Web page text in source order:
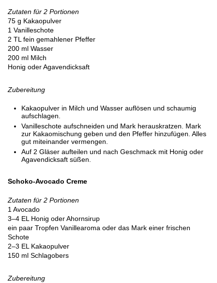
Zutaten für 2 Portionen
75 g Kakaopulver
1 Vanilleschote
2 TL fein gemahlener Pfeffer
200 ml Wasser
200 ml Milch
Honig oder Agavendicksaft
Zubereitung
Kakaopulver in Milch und Wasser auflösen und schaumig
aufschlagen.
Vanilleschote aufschneiden und Mark herauskratzen. Mark
zur Kakaomischung geben und den Pfeffer hinzufügen. Alles
gut miteinander vermengen.
Auf 2 Gläser aufteilen und nach Geschmack mit Honig oder
Agavendicksaft süßen.
Schoko-Avocado Creme
Zutaten für 2 Portionen
1 Avocado
3–4 EL Honig oder Ahornsirup
ein paar Tropfen Vanillearoma oder das Mark einer frischen
Schote
2–3 EL Kakaopulver
150 ml Schlagobers
Zubereitung